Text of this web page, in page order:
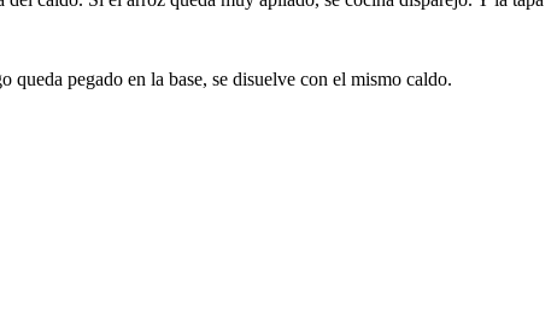
pegado en la base, se disuelve con el mismo caldo.